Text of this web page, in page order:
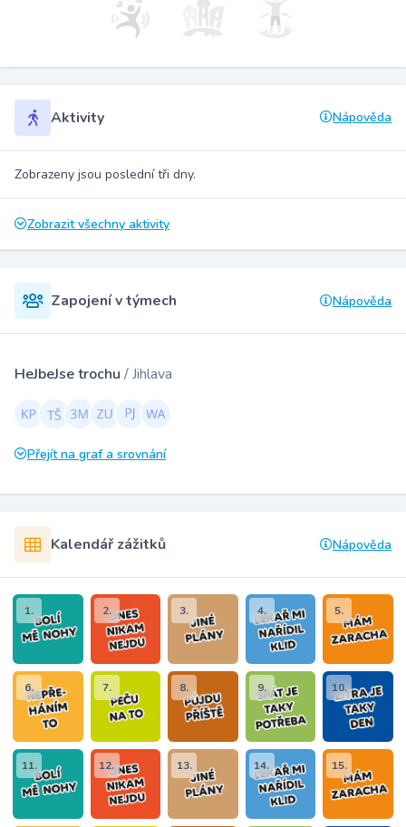
Aktivity Nápověda
Zobrazeny jsou poslední tři dny.
Zobrazit všechny aktivity
Zapojení v týmech Nápověda
HeJbeJse trochu / Jihlava
Přejít na graf a srovnání
Kalendář zážitků Nápověda
1. 2. 3. 4. 5.
6. 7. 8. 9. 10.
11. 12. 13. 14. 15.